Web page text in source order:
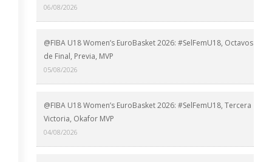
06/08/2026
@FIBA U18 Women’s EuroBasket 2026: #SelFemU18, Octavos
de Final, Previa, MVP
05/08/2026
@FIBA U18 Women’s EuroBasket 2026: #SelFemU18, Tercera
Victoria, Okafor MVP
04/08/2026